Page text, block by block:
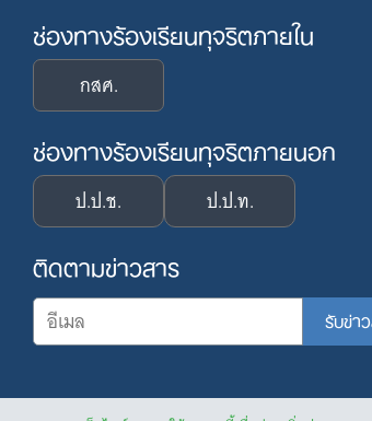
ช่องทางร้องเรียนทุจริตภายใน
กสศ.
ช่องทางร้องเรียนทุจริตภายนอก
ป.ป.ช. ป.ป.ท.
ติดตามข่าวสาร